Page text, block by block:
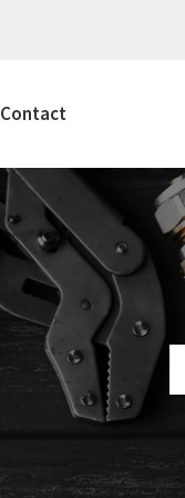
Contact